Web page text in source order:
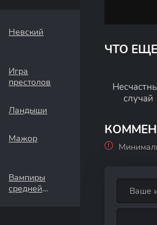
ЧТО
случай
Невский
Игра
престолов
Ландыши
Мажор
Вампиры
средней